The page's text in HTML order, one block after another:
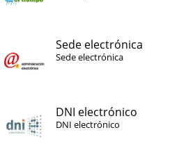
Sede electrónica
Sede electrónica
DNI electrónico
DNI electrónico